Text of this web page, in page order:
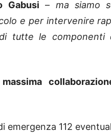
Gabusi – ma siamo
e per intervenire
tutte le componenti
emergenza 112